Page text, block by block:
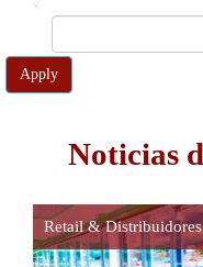
Apply
Noticias
Retail & Distribuidores